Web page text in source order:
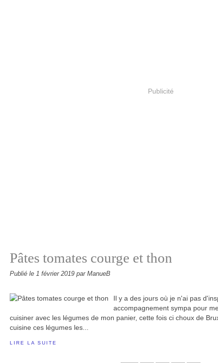
Publicité
Pâtes tomates courge et thon
Publié le 1 février 2019 par ManueB
Il y a des jours où je n'ai pas
accompagnement sympa pour
cuisiner avec les légumes de mon panier, cette fois ci choux de
cuisine ces légumes les...
LIRE LA SUITE